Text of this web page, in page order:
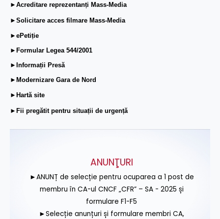
►Acreditare reprezentanți Mass-Media
►Solicitare acces filmare Mass-Media
►ePetiție
►Formular Legea 544/2001
►Informații Presă
►Modernizare Gara de Nord
►Hartă site
►Fii pregătit pentru situații de urgență
ANUNŢURI
►ANUNȚ de selecție pentru ocuparea a 1 post de
membru în CA-ul CNCF „CFR” – SA - 2025 și
formulare F1-F5
►Selecție anunțuri și formulare membri CA,